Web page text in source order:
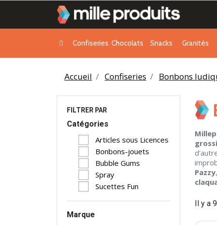
Confiseries Chocolats Snacks Granités
Accueil Confiseries Bonbons
FILTRER PAR
Catégories
Articles sous Licences
Bonbons-jouets
Bubble Gums
Spray
Sucettes Fun
Marque
Pazzy
Il y a